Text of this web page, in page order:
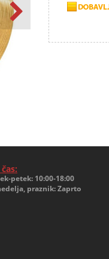
petek: 10:00-18:00
praznik: Zaprto